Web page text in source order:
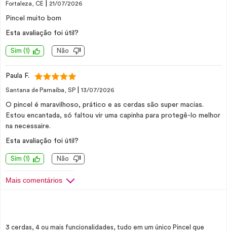
Fortaleza, CE 21/07/2026
Pincel muito bom
Esta avaliação foi útil?
Sim (1) Não
Paula F.
Santana de Parnaíba, SP 13/07/2026
O pincel é maravilhoso, prático e as cerdas são super macias.
Estou encantada, só faltou vir uma capinha para protegê-lo melhor
na necessaire.
Esta avaliação foi útil?
Sim (1) Não
Mais comentários
3 cerdas, 4 ou mais funcionalidades, tudo em um único Pincel que